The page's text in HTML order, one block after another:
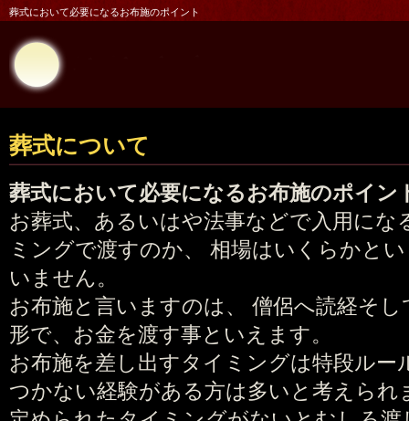
葬式において必要になるお布施のポイント
葬式について
葬式において必要になるお布施のポイン
お葬式、あるいはや法事などで入用に
ミングで渡すのか、 相場はいくらかと
いません。
お布施と言いますのは、 僧侶へ読経そ
形で、お金を渡す事といえます。
お布施を差し出すタイミングは特段ルー
つかない経験がある方は多いと考えられ